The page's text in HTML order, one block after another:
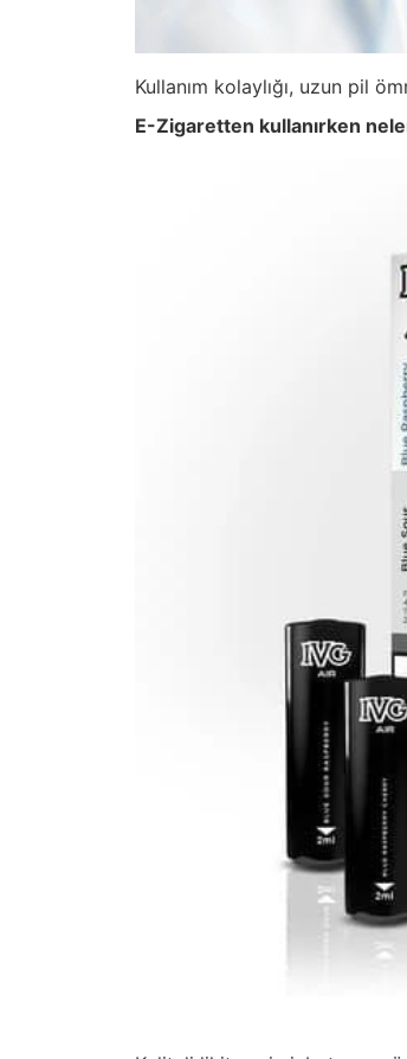
Kullanım kolaylığı, uzun pil
E-Zigaretten kullanırken